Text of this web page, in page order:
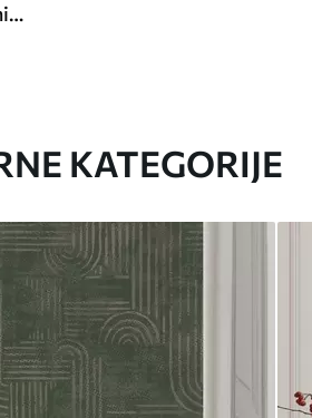
Svijetloplave pruge s tankim tamnim linijama
KATEGORIJE